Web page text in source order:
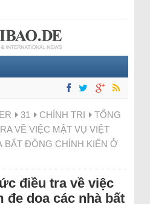
31 CHÍNH TRỊ
TỔNG
VỀ VIỆC MẬT VỤ VIỆT
BẤT ĐỒNG CHÍNH KIẾN Ở
điều tra về việc
đe dọa các nhà bất